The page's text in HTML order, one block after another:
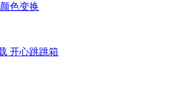
颜色变换
开心跳跳箱